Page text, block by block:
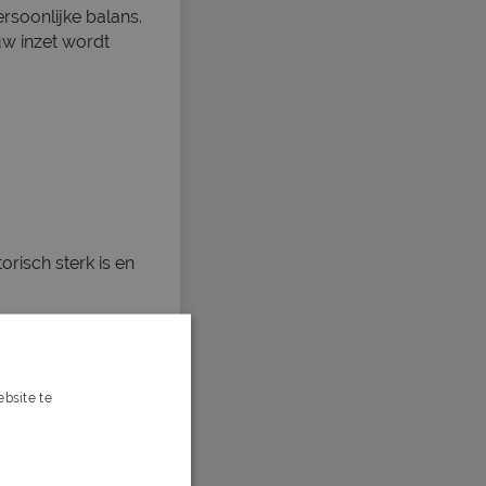
balans.
inzet wordt
sterk is en
te